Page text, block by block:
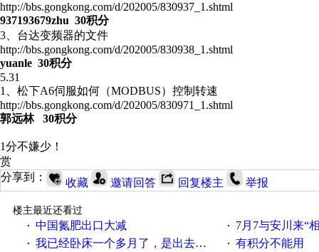
http://bbs.gongkong.com/d/202005/830937_1.shtml
937193679zhu 30积分
3、台达变频器的文件
http://bbs.gongkong.com/d/202005/830938_1.shtml
yuanle 30积分
5.31
1、松下A6伺服如何（MODBUS）控制转速
http://bbs.gongkong.com/d/202005/830971_1.shtml
郭远林 30积分
1分不嫌少！
赏
分享到：
收藏 邀请回答 回复楼主 举报
楼主最近还看过
· 中国氮肥出口大减 · 7月7与安川来“
· 我已经卧床一个多月了，是出去安装机械手在高速遭遇车祸所致:大家工作都要特别注意啊 · 有积分不能用